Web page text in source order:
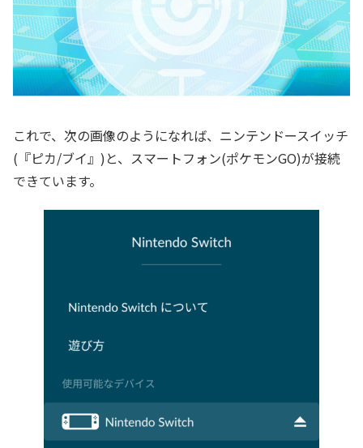
これで、次の画像のようになれば、ニンテンドースイッチ
(『ピカ/ブイ』)と、スマートフォン(ポケモンGO)が接続
できています。